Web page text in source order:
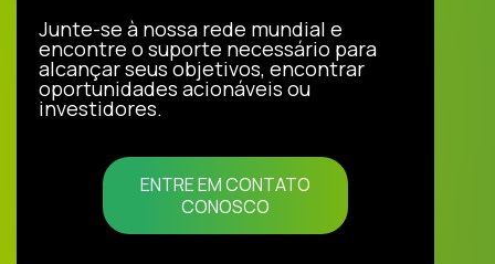
Junte-se à nossa rede mundial e
encontre o suporte necessário para
alcançar seus objetivos, encontrar
oportunidades acionáveis ou
investidores.
ENTRE EM CONTATO
CONOSCO